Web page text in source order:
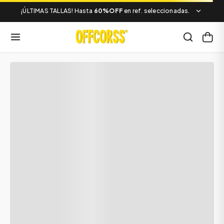
¡ÚLTIMAS TALLAS! Hasta 60%OFF en ref. seleccionadas.